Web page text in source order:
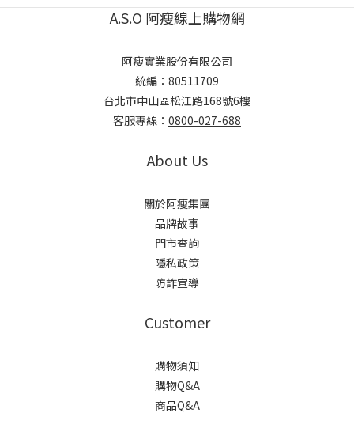
A.S.O 阿瘦線上購物網
阿瘦實業股份有限公司
統編：80511709
台北市中山區松江路168號6樓
客服專線： 0800-027-688
About Us
關於阿瘦集團
品牌故事
門市查詢
隱私政策
防詐宣導
Customer
購物須知
購物Q&A
商品Q&A